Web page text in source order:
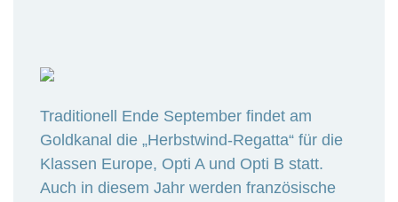
Traditionell Ende September findet am
Goldkanal die „Herbstwind-Regatta“ für die
Klassen Europe, Opti A und Opti B statt.
Auch in diesem Jahr werden französische